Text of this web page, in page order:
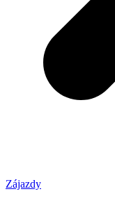
Zájazdy